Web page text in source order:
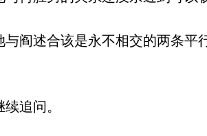
阎述合该是永不相交的两条平
追问。